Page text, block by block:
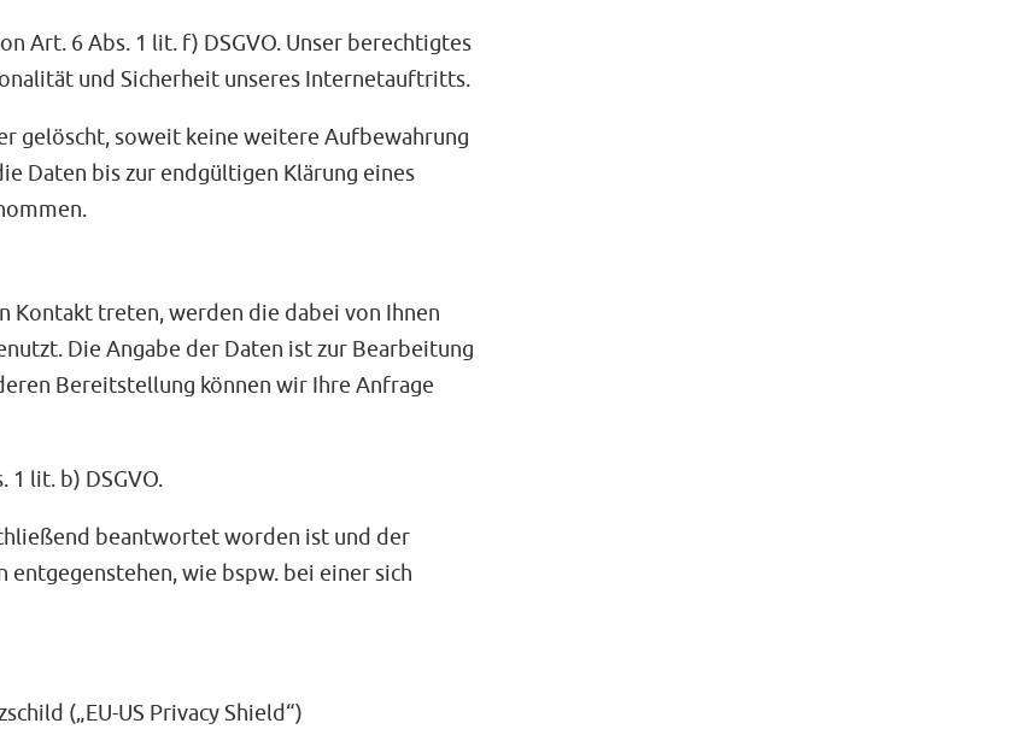
Art. 6 Abs. 1 lit. f) DSGVO. Unser berechtigtes
und Sicherheit unseres Internetauftritts.
gelöscht, soweit keine weitere Aufbewahrung
Daten bis zur endgültigen Klärung eines
Kontakt treten, werden die dabei von Ihnen
Die Angabe der Daten ist zur Bearbeitung
Bereitstellung können wir Ihre Anfrage
1 lit. b) DSGVO.
beantwortet worden ist und der
wie bspw. bei einer sich
(„EU-US Privacy Shield“)